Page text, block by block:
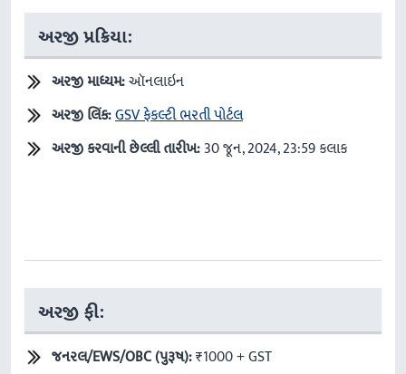
અરજી પ્રક્રિયા:
અરજી માધ્યમ:ઑનલાઇન
અરજી લિંક:GSV ફેકલ્ટી ભરતી પોર્ટલ
અરજી કરવાની છેલ્લી તારીખ:30 જૂન, 2024, 23:59 કલાક
અરજી ફી:
જનરલ/EWS/OBC (પુરૂષ):₹1000 + GST